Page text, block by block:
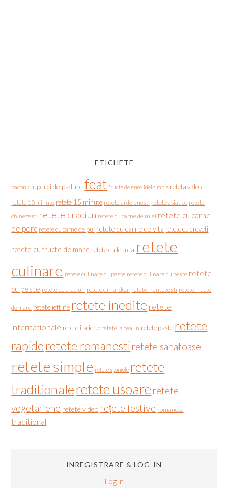
ETICHETE
bacon ciuperci de padure feat fructe de mare idei simple reteta video
retete 10 minute retete 15 minute retete ardelenesti retete asiatice retete
chinezesti retete craciun retete cu carne de miel retete cu carne
de porc retete cu carne de pui retete cu carne de vita retete cu creveti
retete cu fructe de mare retete cu leurda retete
culinare retete culinare cu paste retete culinare cu peste retete
cu peste retete de craciun retete din ardeal retete frantuzesti retete fructe
de mare retete ieftine retete inedite retete
internationale retete italiene retete la ceaun retete paste retete
rapideretete romanesti retete sanatoase
retete simple retete spaniole retete
traditionaleretete usoare retete
vegetariene retete video rețete festive romanesc
traditional
INREGISTRARE & LOG-IN
Log in